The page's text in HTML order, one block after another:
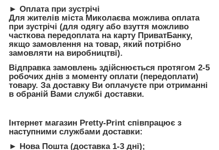
► Оплата при зустрічі
Для жителів міста Миколаєва можлива оплата
при зустрічі (для одягу або взуття можливо
часткова передоплата на карту ПриватБанку,
якщо замовлення на товар, який потрібно
замовляти на виробництві).
Відправка замовлень здійснюється протягом 2-5
робочих днів з моменту оплати (передоплати)
товару. За доставку Ви оплачуєте при отриманні
в обраній Вами службі доставки.
Інтернет магазин Pretty-Print співпрацює з
наступними службами доставки:
► Нова Пошта (доставка 1-3 дні);